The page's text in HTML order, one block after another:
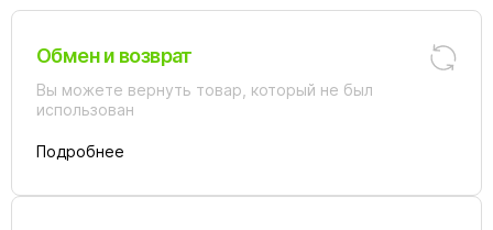
Обмен и возврат
Вы можете вернуть товар, который не был
использован
Подробнее